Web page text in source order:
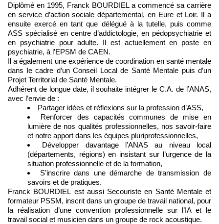
Diplômé en 1995, Franck BOURDIEL a commencé sa carrière
en service d’action sociale départemental, en Eure et Loir. Il a
ensuite exercé en tant que délégué à la tutelle, puis comme
ASS spécialisé en centre d’addictologie, en pédopsychiatrie et
en psychiatrie pour adulte. Il est actuellement en poste en
psychiatrie, à l’EPSM de CAEN.
Il a également une expérience de coordination en santé mentale
dans le cadre d’un Conseil Local de Santé Mentale puis d’un
Projet Territorial de Santé Mentale.
Adhérent de longue date, il souhaite intégrer le C.A. de l’ANAS,
avec l’envie de :
Partager idées et réflexions sur la profession d’ASS,
Renforcer des capacités communes de mise en
lumière de nos qualités professionnelles, nos savoir-faire
et notre apport dans les équipes pluriprofessionnelles,
Développer davantage l’ANAS au niveau local
(départements, régions) en insistant sur l’urgence de la
situation professionnelle et de la formation,
S’inscrire dans une démarche de transmission de
savoirs et de pratiques.
Franck BOURDIEL est aussi Secouriste en Santé Mentale et
formateur PSSM, inscrit dans un groupe de travail national, pour
la réalisation d’une convention professionnelle sur l’IA et le
travail social et musicien dans un groupe de rock acoustique.